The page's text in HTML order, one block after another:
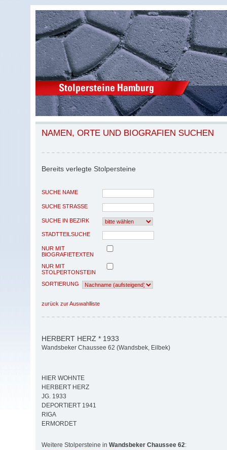
NAMEN, ORTE UND BIOGRAFIEN SUCHEN
Bereits verlegte Stolpersteine
SUCHE NAME
SUCHE STRASSE
SUCHE IN BEZIRK
STADTTEILSUCHE
NUR MIT
BIOGRAFIETEXTEN
NUR MIT
STOLPERTONSTEIN
SORTIERUNG
zurück zur Auswahlliste
HERBERT HERZ * 1933
Wandsbeker Chaussee 62 (Wandsbek, Eilbek)
HIER WOHNTE
HERBERT HERZ
JG. 1933
DEPORTIERT 1941
RIGA
ERMORDET
Weitere Stolpersteine in Wandsbeker Chaussee 62: